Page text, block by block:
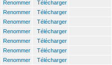
Renommer
Télécharger
Renommer
Télécharger
Renommer
Télécharger
Renommer
Télécharger
Renommer
Télécharger
Renommer
Télécharger
Renommer
Télécharger